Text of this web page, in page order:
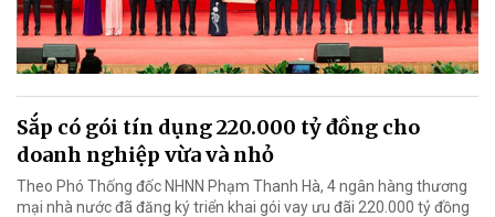
Sắp có gói tín dụng 220.000 tỷ đồng cho
doanh nghiệp vừa và nhỏ
Theo Phó Thống đốc NHNN Phạm Thanh Hà, 4 ngân hàng thương
mại nhà nước đã đăng ký triển khai gói vay ưu đãi 220.000 tỷ đồng